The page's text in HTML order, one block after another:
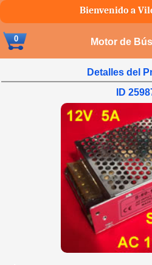
Bienvenido a
0 Motor de
Detalles del
ID